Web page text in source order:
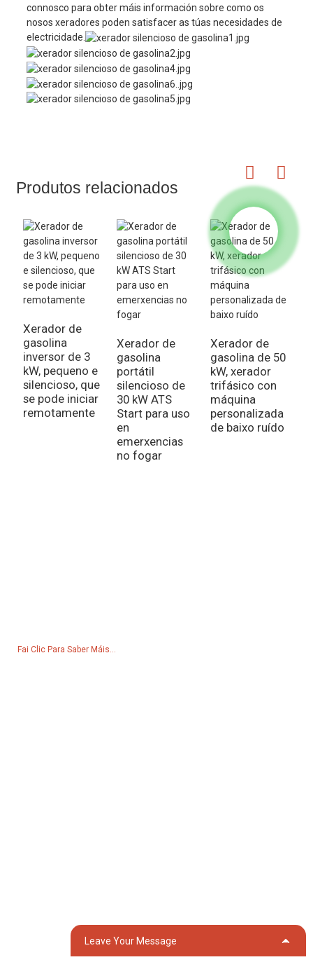
connosco para obter máis información sobre como os
nosos xeradores poden satisfacer as túas necesidades de
electricidade.
Produtos relacionados
Xerador de
gasolina
inversor de 3
kW, pequeno e
silencioso, que
se pode iniciar
remotamente
Xerador de
gasolina
portátil
silencioso de
30 kW ATS
Start para uso
en
emerxencias
no fogar
Xerador de
gasolina de 50
kW, xerador
trifásico con
máquina
personalizada
de baixo ruído
Fai Clic Para Saber Máis...
Grupo 18, Lubei Village, Lili Town, Wujiang District, Suzhou City,
Leave Your Message